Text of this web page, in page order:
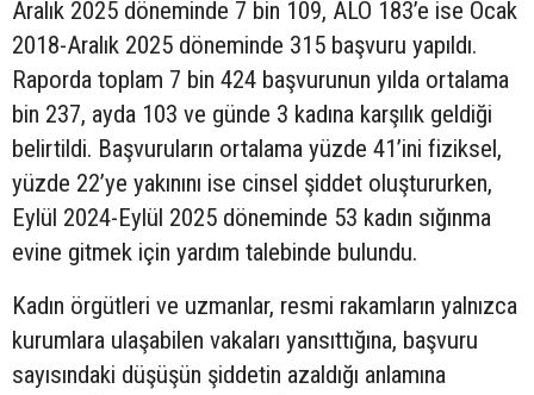
Aralık 2025 döneminde 7 bin 109, ALO 183’e ise Ocak
2018-Aralık 2025 döneminde 315 başvuru yapıldı.
Raporda toplam 7 bin 424 başvurunun yılda ortalama
bin 237, ayda 103 ve günde 3 kadına karşılık geldiği
belirtildi. Başvuruların ortalama yüzde 41’ini fiziksel,
yüzde 22’ye yakınını ise cinsel şiddet oluştururken,
Eylül 2024-Eylül 2025 döneminde 53 kadın sığınma
evine gitmek için yardım talebinde bulundu.
Kadın örgütleri ve uzmanlar, resmi rakamların yalnızca
kurumlara ulaşabilen vakaları yansıttığına, başvuru
sayısındaki düşüşün şiddetin azaldığı anlamına